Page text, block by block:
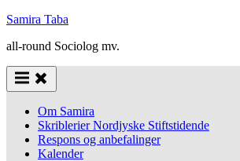
Skip
content
Samira Taba
all-round Sociolog mv.
Om Samira
Skriblerier Nordjyske Stiftstidende
Respons og anbefalinger
Kalender